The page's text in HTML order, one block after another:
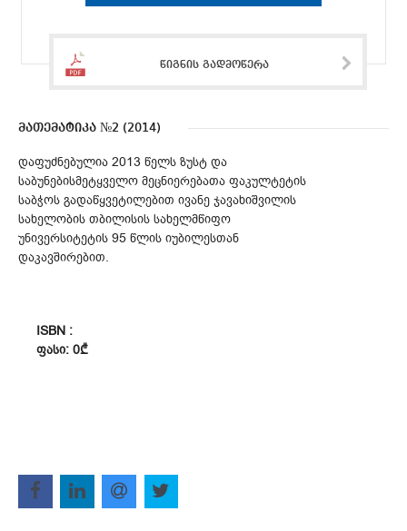
წიგნის გადმოწერა
მათემატიკა №2 (2014)
დაფუძნებულია 2013 წელს ზუსტ და
საბუნებისმეტყველო მეცნიერებათა ფაკულტეტის
საბჭოს გადაწყვეტილებით ივანე ჯავახიშვილის
სახელობის თბილისის სახელმწიფო
უნივერსიტეტის 95 წლის იუბილესთან
დაკავშირებით.
ISBN :
ᲤᲐᲡᲘ: 0₾